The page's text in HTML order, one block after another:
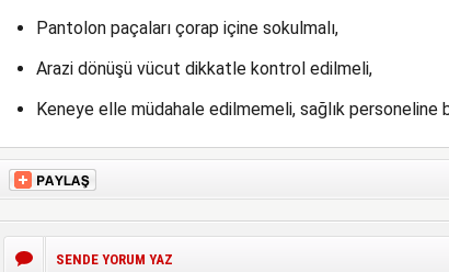
Pantolon paçaları çorap içine sokulmalı,
Arazi dönüşü vücut dikkatle kontrol edilmeli,
Keneye elle müdahale edilmemeli, sağlık personeline
SENDE YORUM YAZ